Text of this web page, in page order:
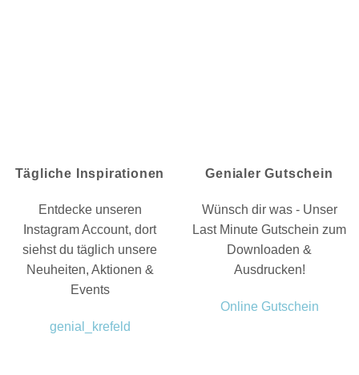
Tägliche Inspirationen
Entdecke unseren
Instagram Account, dort
siehst du täglich unsere
Neuheiten, Aktionen &
Events
genial_krefeld
Genialer Gutschein
Wünsch dir was - Unser
Last Minute Gutschein zum
Downloaden &
Ausdrucken!
Online Gutschein